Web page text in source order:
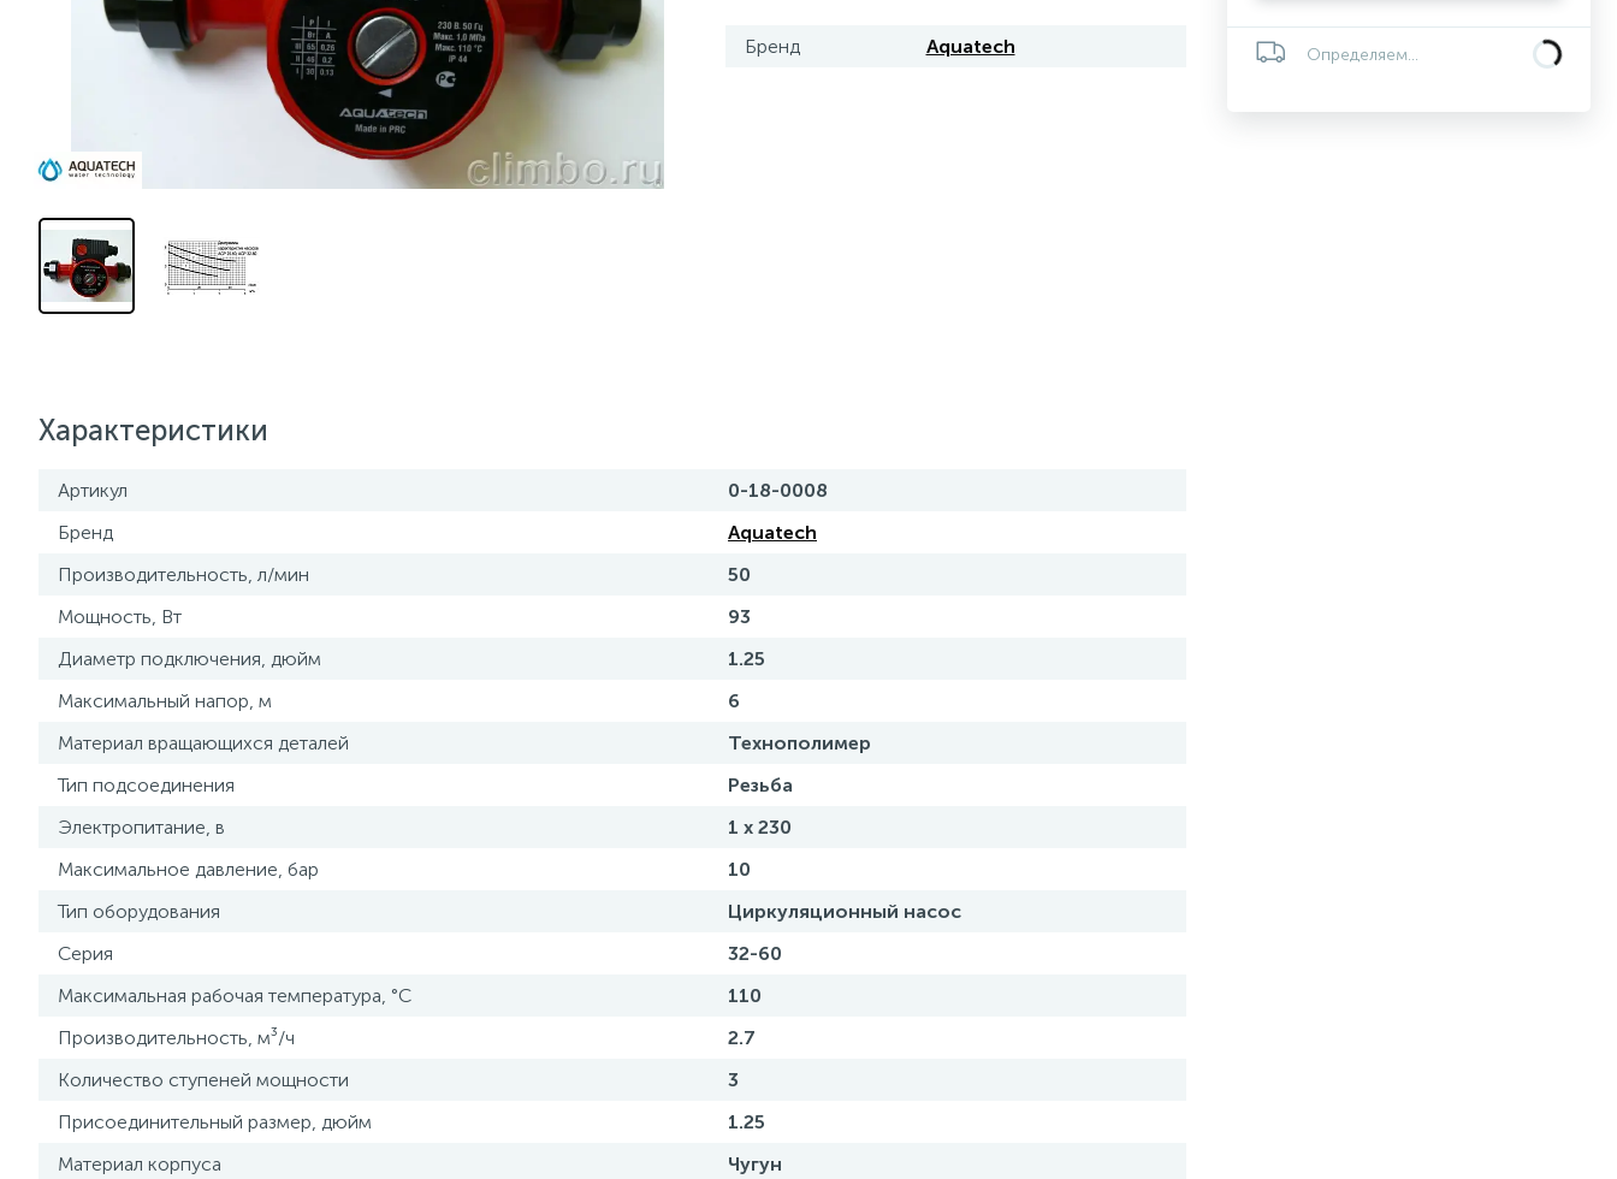
Бренд Aquatech
Характеристики
Артикул
0-18-0008
Бренд
Aquatech
Производительность, л/мин
50
Мощность, Вт
93
Диаметр подключения, дюйм
1.25
Максимальный напор, м
6
Материал вращающихся деталей
Технополимер
Тип подсоединения
Резьба
Электропитание, в
1 x 230
Максимальное давление, бар
10
Тип оборудования
Циркуляционный насос
Серия
32-60
Максимальная рабочая температура, °С
110
Производительность, м³/ч
2.7
Количество ступеней мощности
3
Присоединительный размер, дюйм
1.25
Материал корпуса
Чугун
Определяем...